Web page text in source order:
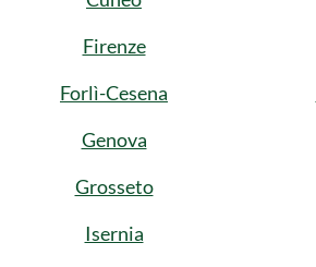
Firenze
Forlì-Cesena
Genova
Grosseto
Isernia